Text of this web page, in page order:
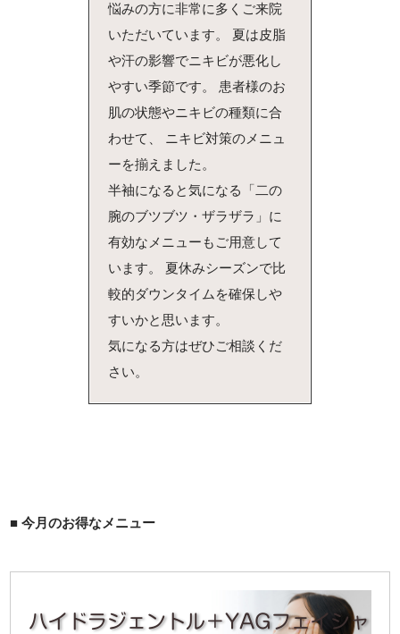
悩みの方に非常に多くご来院
いただいています。 夏は皮脂
や汗の影響でニキビが悪化し
やすい季節です。 患者様のお
肌の状態やニキビの種類に合
わせて、 ニキビ対策のメニュ
ーを揃えました。
半袖になると気になる「二の
腕のブツブツ・ザラザラ」に
有効なメニューもご用意して
います。 夏休みシーズンで比
較的ダウンタイムを確保しや
すいかと思います。
気になる方はぜひご相談くだ
さい。
■ 今月のお得なメニュー
ハイドラジェントル＋YAGフェイシャ